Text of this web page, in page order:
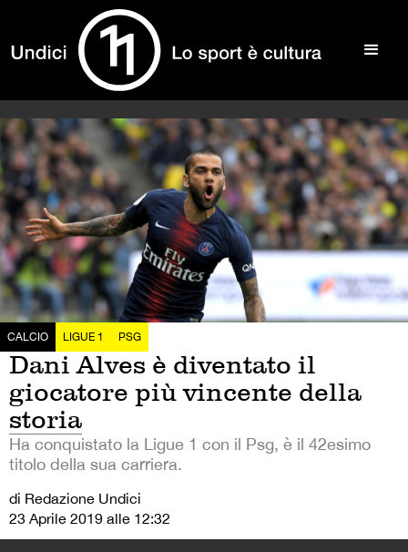
CALCIO LIGUE 1 PSG
Dani Alves è diventato il
giocatore più vincente della
storia
Ha conquistato la Ligue 1 con il Psg, è il 42esimo
titolo della sua carriera.
di Redazione Undici
23 Aprile 2019 alle 12:32